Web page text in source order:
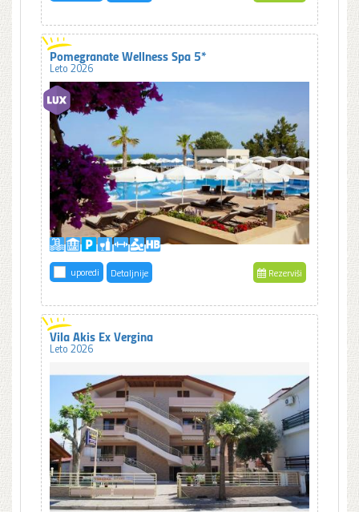
Pomegranate Wellness Spa 5*
Leto 2026
uporedi Detaljnije Rezerviši
Vila Akis Ex Vergina
Leto 2026